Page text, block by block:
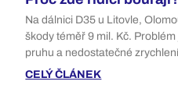
Na dálnici D35 u Litovle,
škody téměř 9 mil. Kč.
pruhu a nedostatečné
CELÝ ČLÁNEK